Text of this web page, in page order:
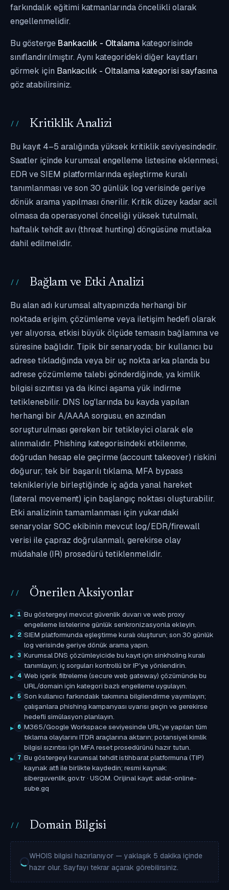
farkındalık eğitimi katmanlarında öncelikli olarak
engellenmelidir.
Bu gösterge Bankacılık - Oltalama kategorisinde
sınıflandırılmıştır. Aynı kategorideki diğer kayıtları
görmek için Bankacılık - Oltalama kategorisi sayfasına
göz atabilirsiniz.
Kritiklik Analizi
Bu kayıt 4–5 aralığında yüksek kritiklik seviyesindedir.
Saatler içinde kurumsal engelleme listesine eklenmesi,
EDR ve SIEM platformlarında eşleştirme kuralı
tanımlanması ve son 30 günlük log verisinde geriye
dönük arama yapılması önerilir. Kritik düzey kadar acil
olmasa da operasyonel önceliği yüksek tutulmalı,
haftalık tehdit avı (threat hunting) döngüsüne mutlaka
dahil edilmelidir.
Bağlam ve Etki Analizi
Bu alan adı kurumsal altyapınızda herhangi bir
noktada erişim, çözümleme veya iletişim hedefi olarak
yer alıyorsa, etkisi büyük ölçüde temasın bağlamına ve
süresine bağlıdır. Tipik bir senaryoda; bir kullanıcı bu
adrese tıkladığında veya bir uç nokta arka planda bu
adrese çözümleme talebi gönderdiğinde, ya kimlik
bilgisi sızıntısı ya da ikinci aşama yük indirme
tetiklenebilir. DNS log'larında bu kayda yapılan
herhangi bir A/AAAA sorgusu, en azından
soruşturulması gereken bir tetikleyici olarak ele
alınmalıdır. Phishing kategorisindeki etkilenme,
doğrudan hesap ele geçirme (account takeover) riskini
doğurur; tek bir başarılı tıklama, MFA bypass
teknikleriyle birleştiğinde iç ağda yanal hareket
(lateral movement) için başlangıç noktası oluşturabilir.
Etki analizinin tamamlanması için yukarıdaki
senaryolar SOC ekibinin mevcut log/EDR/firewall
verisi ile çapraz doğrulanmalı, gerekirse olay
müdahale (IR) prosedürü tetiklenmelidir.
Önerilen Aksiyonlar
1 Bu göstergeyi mevcut güvenlik duvarı ve web proxy
engelleme listelerine günlük senkronizasyonla ekleyin.
2 SIEM platformunda eşleştirme kuralı oluşturun; son 30 günlük
log verisinde geriye dönük arama yapın.
3 Kurumsal DNS çözümleyicide bu kayıt için sinkholing kuralı
tanımlayın; iç sorguları kontrollü bir IP'ye yönlendirin.
4 Web içerik filtreleme (secure web gateway) çözümünde bu
URL/domain için kategori bazlı engelleme uygulayın.
5 Son kullanıcı farkındalık takımına bilgilendirme yayımlayın;
çalışanlara phishing kampanyası uyarısı geçin ve gerekirse
hedefli simülasyon planlayın.
6 M365/Google Workspace seviyesinde URL'ye yapılan tüm
tıklama olaylarını ITDR araçlarına aktarın; potansiyel kimlik
bilgisi sızıntısı için MFA reset prosedürünü hazır tutun.
7 Bu göstergeyi kurumsal tehdit istihbarat platformuna (TIP)
kaynak atfı ile birlikte kaydedin; resmi kaynak:
siberguvenlik.gov.tr · USOM. Orijinal kayıt: aidat-online-
sube.gq
Domain Bilgisi
WHOIS bilgisi hazırlanıyor — yaklaşık 5 dakika içinde
hazır olur. Sayfayı tekrar açarak görebilirsiniz.